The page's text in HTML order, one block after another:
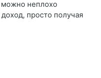
можно неплохо
просто получая